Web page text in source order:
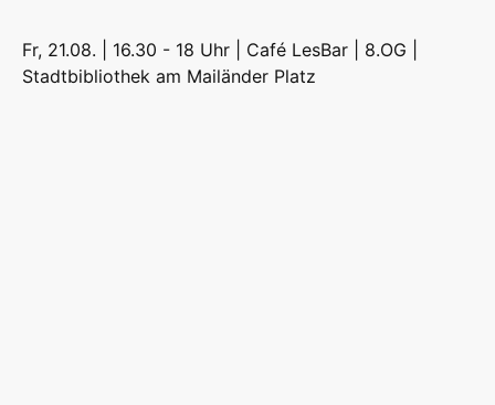
Fr, 21.08. | 16.30 - 18 Uhr | Café LesBar | 8.OG |
Stadtbibliothek am Mailänder Platz